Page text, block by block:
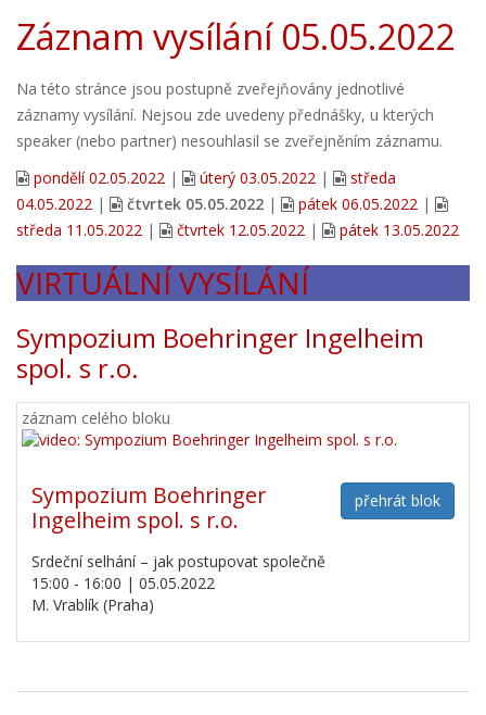
Záznam vysílání 05.05.2022
Na této stránce jsou postupně zveřejňovány jednotlivé
záznamy vysílání. Nejsou zde uvedeny přednášky, u kterých
speaker (nebo partner) nesouhlasil se zveřejněním záznamu.
pondělí 02.05.2022 | úterý 03.05.2022 |
středa
04.05.2022 | čtvrtek 05.05.2022 | pátek 06.05.2022 |
středa 11.05.2022 | čtvrtek 12.05.2022 | pátek 13.05.2022
VIRTUÁLNÍ VYSÍLÁNÍ
Sympozium Boehringer Ingelheim
spol. s r.o.
záznam celého bloku
přehrát blok
Sympozium Boehringer
Ingelheim spol. s r.o.
Srdeční selhání – jak postupovat společně
15:00 - 16:00 | 05.05.2022
M. Vrablík (Praha)